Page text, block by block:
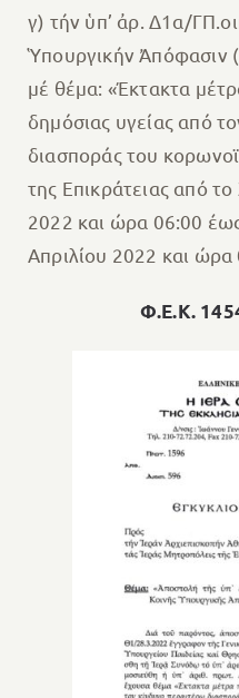
γ) τήν ὑπ’ ἀρ. Δ1α/
Ὑπουργικήν Ἀπόφασιν
μέ θέμα: «Έκτακτα
δημόσιας υγείας από
διασποράς του
της Επικράτειας από
2022 και ώρα 06:00
Απριλίου 2022 και ώρα
Φ.Ε.Κ.